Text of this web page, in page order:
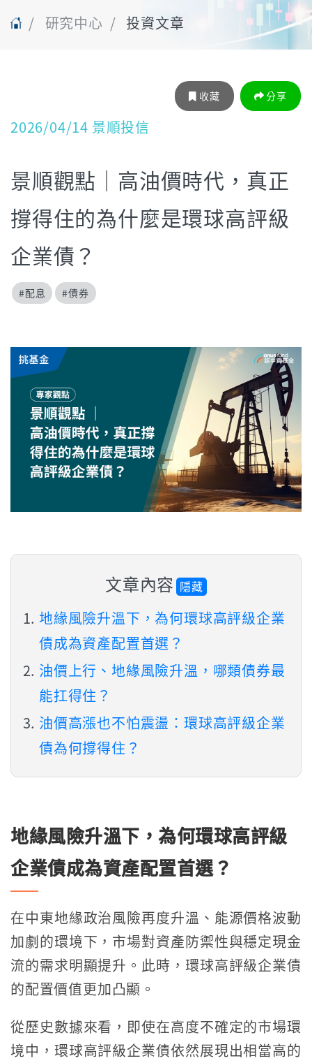
研究中心 投資文章
收藏 分享
2026/04/14 景順投信
景順觀點｜高油價時代，真正
撐得住的為什麼是環球高評級
企業債？
#配息 #債券
文章內容 隱藏
地緣風險升溫下，為何環球高評級企業
債成為資產配置首選？
油價上行、地緣風險升溫，哪類債券最
能扛得住？
油價高漲也不怕震盪：環球高評級企業
債為何撐得住？
地緣風險升溫下，為何環球高評級
企業債成為資產配置首選？
在中東地緣政治風險再度升溫、能源價格波動
加劇的環境下，市場對資產防禦性與穩定現金
流的需求明顯提升。此時，環球高評級企業債
的配置價值更加凸顯。
從歷史數據來看，即使在高度不確定的市場環
境中，環球高評級企業債依然展現出相當高的